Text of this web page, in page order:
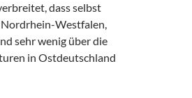
dass selbst
Westfalen,
sehr wenig über die
in Ostdeutschland